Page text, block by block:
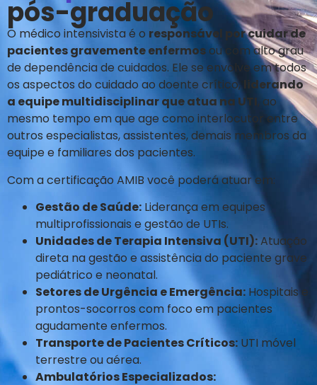
pós-graduação
O médico intensivista é o responsável por cuidar de
pacientes gravemente enfermosou com alto grau
de dependência de cuidados. Ele se envolve em todos
os aspectos do cuidado ao doente crítico, liderando
a equipe multidisciplinar que atua na UTI, ao
mesmo tempo em que age como interlocutor entre
outros especialistas, assistentes, demais membros da
equipe e familiares dos pacientes.
Com a certificação AMIB você poderá atuar em:
Gestão de Saúde: Liderança em equipes
multiprofissionais e gestão de UTIs.
Unidades de Terapia Intensiva (UTI):Atuação
direta na gestão e assistência do paciente grave
pediátrico e neonatal.
Setores de Urgência e Emergência: Hospitais e
prontos-socorros com foco em pacientes
agudamente enfermos.
Transporte de Pacientes Críticos: UTI móvel
terrestre ou aérea.
Ambulatórios Especializados: